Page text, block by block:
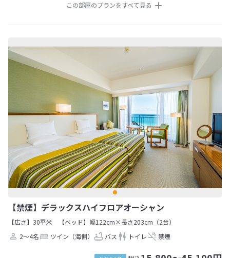
この部屋のプランをすべて見る
【禁煙】デラックスハイフロアオーシャン
【広さ】30平米
【ベッド】幅122cm×長さ203cm（2台）
2～4名
ツイン（海側） バス トイレ 禁煙